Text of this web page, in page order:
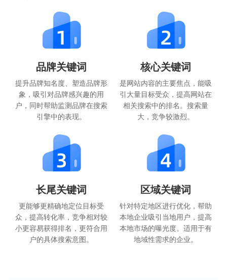
品牌关键词
提升品牌知名度、塑造品牌形
象，吸引对品牌感兴趣的用
户，同时帮助监测品牌在搜索
引擎中的表现。
核心关键词
是网站内容的主要焦点，能吸
引大量目标受众，提高网站在
相关搜索中的排名。搜索量
大，竞争较激烈。
长尾关键词
更能够更精确地定位目标受
众，提高转化率，竞争相对较
小更容易获得排名，更符合用
户的具体搜索意图。
区域关键词
针对特定地区进行优化，帮助
本地企业吸引当地用户，提高
本地市场的曝光度。适用于有
地域性需求的企业。